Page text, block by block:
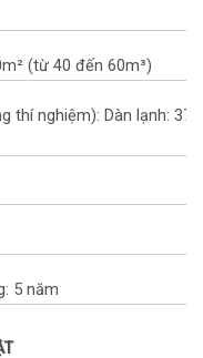
(từ 40 đến 60m³)
nghiệm): Dàn lạnh: 37
5 năm